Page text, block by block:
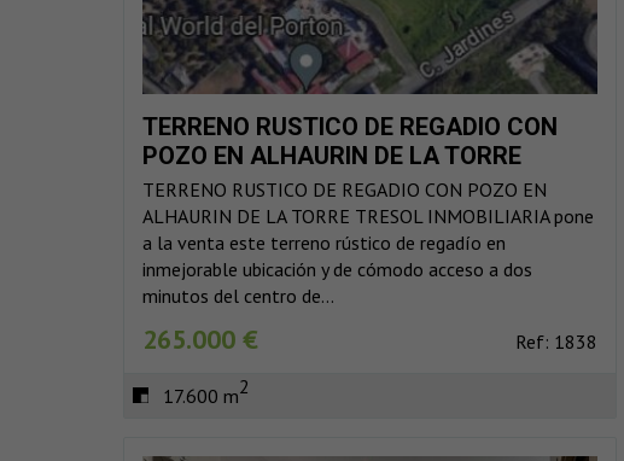
TERRENO RUSTICO DE REGADIO CON
POZO EN ALHAURIN DE LA TORRE
TERRENO RUSTICO DE REGADIO CON POZO EN
ALHAURIN DE LA TORRE TRESOL INMOBILIARIA pone
a la venta este terreno rústico de regadío en
inmejorable ubicación y de cómodo acceso a dos
minutos del centro de...
265.000 € Ref: 1838
17.600 m2